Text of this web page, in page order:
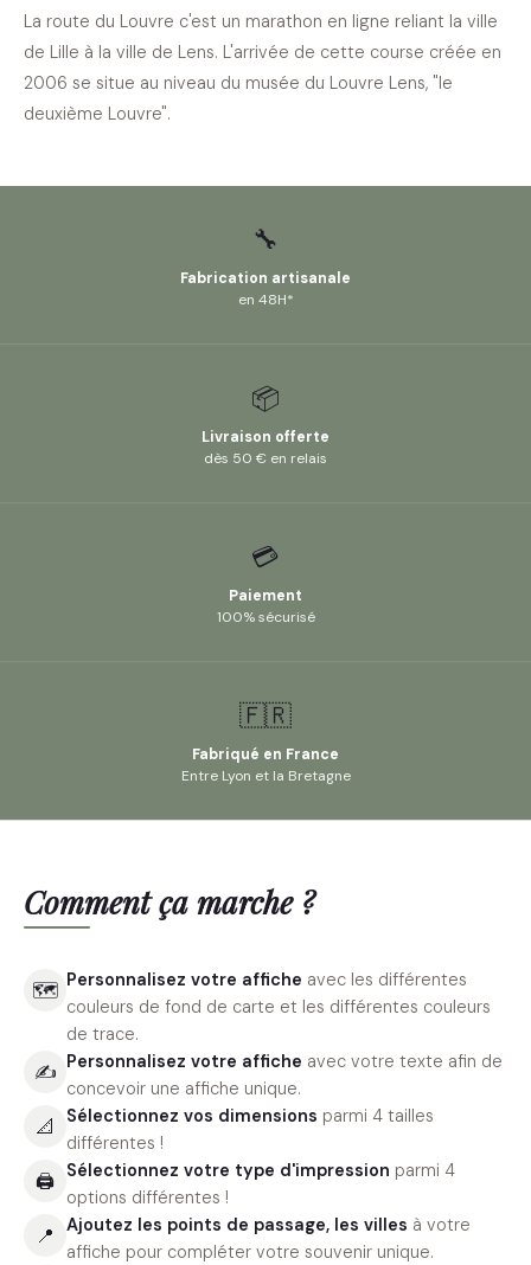
La route du Louvre c'est un marathon en ligne reliant la ville
de Lille à la ville de Lens. L'arrivée de cette course créée en
2006 se situe au niveau du musée du Louvre Lens, "le
deuxième Louvre".
🔧
Fabrication artisanale
en 48H*
📦
Livraison offerte
dès 50 € en relais
💳
Paiement
100% sécurisé
🇫🇷
Fabriqué en France
Entre Lyon et la Bretagne
Comment ça marche ?
🗺 Personnalisez votre affiche avec les différentes
couleurs de fond de carte et les différentes couleurs
de trace.
✍️ Personnalisez votre affiche avec votre texte afin de
concevoir une affiche unique.
📐 Sélectionnez vos dimensions parmi 4 tailles
différentes !
🖨 Sélectionnez votre type d'impression parmi 4
options différentes !
📍 Ajoutez les points de passage, les villes à votre
affiche pour compléter votre souvenir unique.